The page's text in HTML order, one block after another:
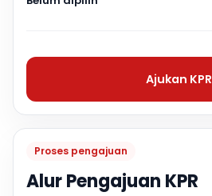
Proses pengajuan
Alur Pengajuan KPR
Ajukan KPR